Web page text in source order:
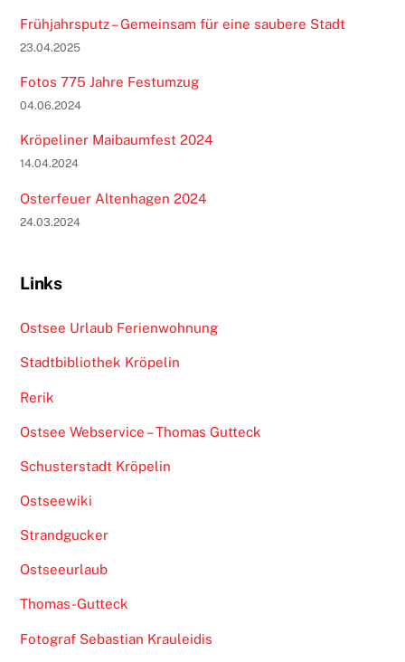
Frühjahrsputz – Gemeinsam für eine saubere Stadt
23.04.2025
Fotos 775 Jahre Festumzug
04.06.2024
Kröpeliner Maibaumfest 2024
14.04.2024
Osterfeuer Altenhagen 2024
24.03.2024
Links
Ostsee Urlaub Ferienwohnung
Stadtbibliothek Kröpelin
Rerik
Ostsee Webservice – Thomas Gutteck
Schusterstadt Kröpelin
Ostseewiki
Strandgucker
Ostseeurlaub
Thomas-Gutteck
Fotograf Sebastian Krauleidis